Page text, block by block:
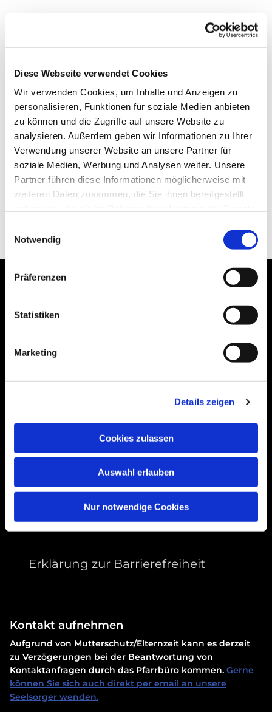
Diese Webseite verwendet Cookies
Wir verwenden Cookies, um Inhalte und Anzeigen zu
personalisieren, Funktionen für soziale Medien anbieten
zu können und die Zugriffe auf unsere Website zu
analysieren. Außerdem geben wir Informationen zu Ihrer
Verwendung unserer Website an unsere Partner für
soziale Medien, Werbung und Analysen weiter. Unsere
Partner führen diese Informationen möglicherweise mit
weiteren Daten zusammen, die Sie ihnen bereitgestellt
Notwendig
Präferenzen
Statistiken
Marketing
Details zeigen
Cookies zulassen
Auswahl erlauben
Nur notwendige Cookies
Bitte akzeptieren Sie Marketing-Cookies,
Accept cookies
Erklärung zur Barrierefreiheit
Kontakt aufnehmen
Aufgrund von Mutterschutz/Elternzeit kann es derzeit
zu Verzögerungen bei der Beantwortung von
Kontaktanfragen durch das Pfarrbüro kommen. Gerne
können Sie sich auch direkt per email an unsere
Seelsorger wenden.